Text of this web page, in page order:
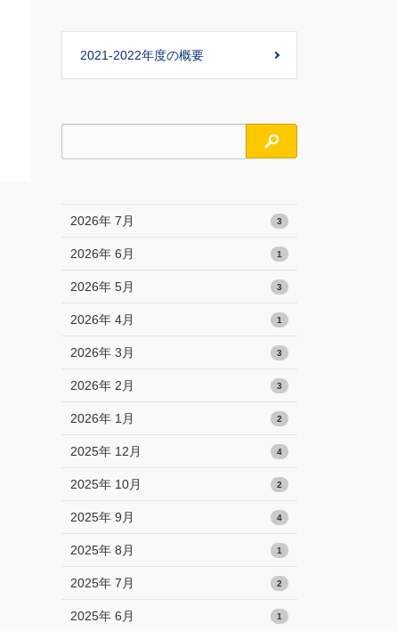
2021-2022年度の概要
検索
2026年 7月 3
2026年 6月 1
2026年 5月 3
2026年 4月 1
2026年 3月 3
2026年 2月 3
2026年 1月 2
2025年 12月 4
2025年 10月 2
2025年 9月 4
2025年 8月 1
2025年 7月 2
2025年 6月 1